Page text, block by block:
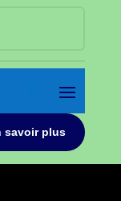
savoir plus